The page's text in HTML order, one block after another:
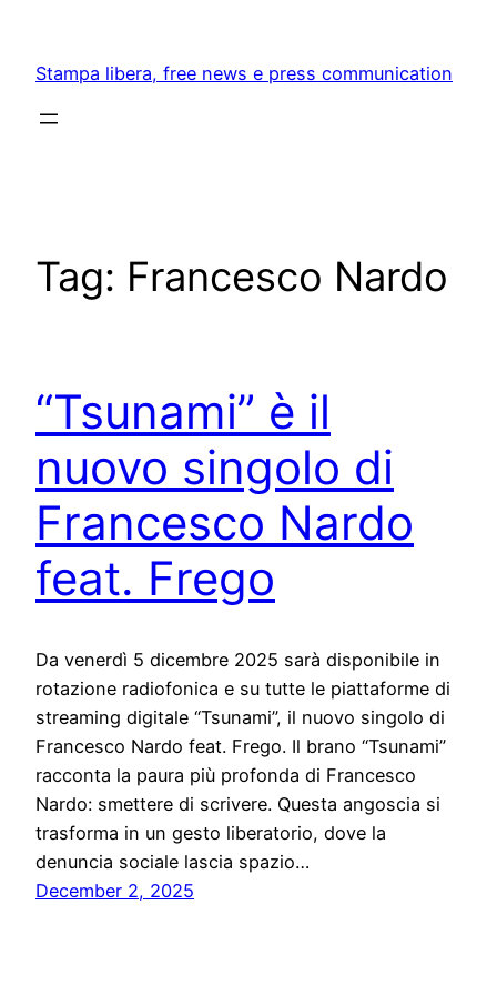
content
Stampa libera, free news e press communication
Tag: Francesco Nardo
“Tsunami” è il
nuovo singolo di
Francesco Nardo
feat. Frego
Da venerdì 5 dicembre 2025 sarà disponibile in
rotazione radiofonica e su tutte le piattaforme di
streaming digitale “Tsunami”, il nuovo singolo di
Francesco Nardo feat. Frego. Il brano “Tsunami”
racconta la paura più profonda di Francesco
Nardo: smettere di scrivere. Questa angoscia si
trasforma in un gesto liberatorio, dove la
denuncia sociale lascia spazio…
December 2, 2025